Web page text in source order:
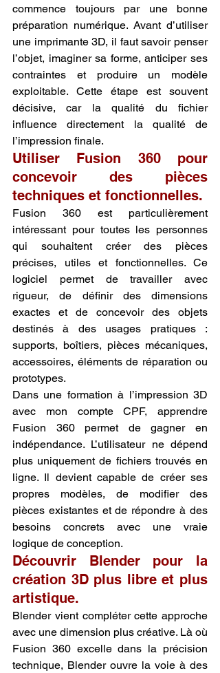
commence toujours par une bonne
préparation numérique. Avant d’utiliser
une imprimante 3D, il faut savoir penser
l’objet, imaginer sa forme, anticiper ses
contraintes et produire un modèle
exploitable. Cette étape est souvent
décisive, car la qualité du fichier
influence directement la qualité de
l’impression finale.
Utiliser Fusion 360 pour
concevoir des pièces
techniques et fonctionnelles.
Fusion 360 est particulièrement
intéressant pour toutes les personnes
qui souhaitent créer des pièces
précises, utiles et fonctionnelles. Ce
logiciel permet de travailler avec
rigueur, de définir des dimensions
exactes et de concevoir des objets
destinés à des usages pratiques :
supports, boîtiers, pièces mécaniques,
accessoires, éléments de réparation ou
prototypes.
Dans une formation à l’impression 3D
avec mon compte CPF, apprendre
Fusion 360 permet de gagner en
indépendance. L’utilisateur ne dépend
plus uniquement de fichiers trouvés en
ligne. Il devient capable de créer ses
propres modèles, de modifier des
pièces existantes et de répondre à des
besoins concrets avec une vraie
logique de conception.
Découvrir Blender pour la
création 3D plus libre et plus
artistique.
Blender vient compléter cette approche
avec une dimension plus créative. Là où
Fusion 360 excelle dans la précision
technique, Blender ouvre la voie à des